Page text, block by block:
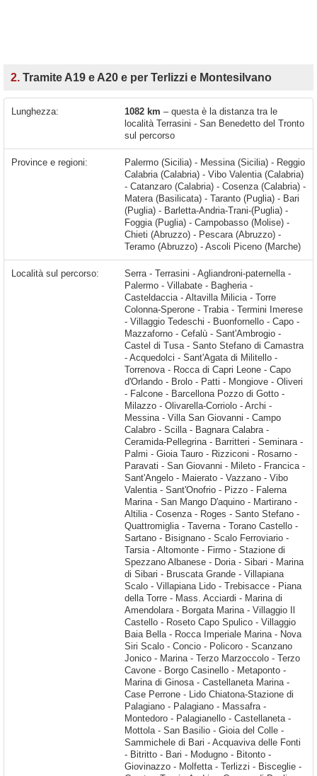
2. Tramite A19 e A20 e per Terlizzi e Montesilvano
Lunghezza: 1082 km – questa è la distanza tra le
località Terrasini - San Benedetto del Tronto
sul percorso
Province e regioni:
Palermo (Sicilia) - Messina (Sicilia) - Reggio
Calabria (Calabria) - Vibo Valentia (Calabria)
- Catanzaro (Calabria) - Cosenza (Calabria) -
Matera (Basilicata) - Taranto (Puglia) - Bari
(Puglia) - Barletta-Andria-Trani-(Puglia) -
Foggia (Puglia) - Campobasso (Molise) -
Chieti (Abruzzo) - Pescara (Abruzzo) -
Teramo (Abruzzo) - Ascoli Piceno (Marche)
Località sul percorso: Serra - Terrasini - Agliandroni-paternella - Palermo - Villabate - Bagheria - Casteldaccia - Altavilla Milicia - Torre Colonna-Sperone - Trabia - Termini Imerese - Villaggio Tedeschi - Buonfornello - Capo - Mazzaforno - Cefalù - Sant'Ambrogio - Castel di Tusa - Santo Stefano di Camastra - Acquedolci - Sant'Agata di Militello - Torrenova - Rocca di Capri Leone - Capo d'Orlando - Brolo - Patti - Mongiove - Oliveri - Falcone - Barcellona Pozzo di Gotto - Milazzo - Olivarella-Corriolo - Archi - Messina - Villa San Giovanni - Campo Calabro -